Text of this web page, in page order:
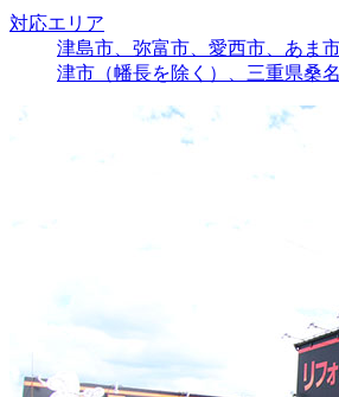
対応エリア
津島市、弥富市、愛西市、あま
津市（幡長を除く）、三重県桑